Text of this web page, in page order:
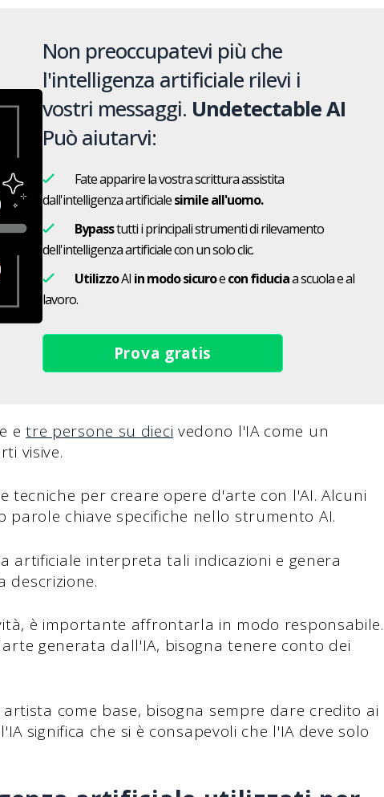
Non preoccupatevi più che
l'intelligenza artificiale rilevi i
vostri messaggi. Undetectable AI
Può aiutarvi:
Fate apparire la vostra scrittura assistita
dall'intelligenza artificialesimile all'uomo.
Bypasstutti i principali strumenti di rilevamento
dell'intelligenza artificiale con un solo clic.
UtilizzoAI in modo sicuroecon fiduciaa scuola e al
lavoro.
Prova gratis
etre persone su dieci vedono l'IA come un
visive.
tecniche per creare opere d'arte con l'AI. Alcuni
parole chiave specifiche nello strumento AI.
artificiale interpreta tali indicazioni e genera
descrizione.
è importante affrontarla in modo responsabile.
generata dall'IA, bisogna tenere conto dei
come base, bisogna sempre dare credito ai
significa che si è consapevoli che l'IA deve solo